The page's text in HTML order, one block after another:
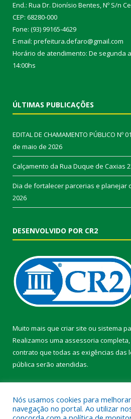
End.: Rua Dr. Dionísio Bentes, Nº S/n
CEP: 68280-000
Fone: (93) 99165-4629
E-mail: prefeitura.defaro@gmail.com
Horário de atendimento: De segunda
14:00hs
ÚLTIMAS PUBLICAÇÕES
EDITAL DE CHAMAMENTO PÚBLICO
de maio de 2026
Calçamento da Rua Duque de Caxias
Dia de fortalecer parcerias e planejar
2026
DESENVOLVIDO POR CR2
Muito mais que criar site ou sistema
Realizamos uma assessoria
contrato que todas as exigências das
pública serão atendidas.
Nós usamos cookies para
navegação no portal. Ao utilizar